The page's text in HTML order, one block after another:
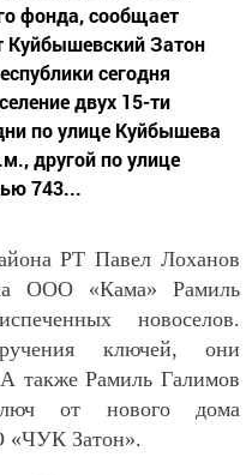
фонда, сообщает
Куйбышевский Затон
сегодня
двух 15-ти
по улице Куйбышева
другой по улице
743...
РТ Павел Лоханов
ООО «Кама» Рамиль
новоселов.
ключей, они
также Рамиль Галимов
от нового дома
«ЧУК Затон».